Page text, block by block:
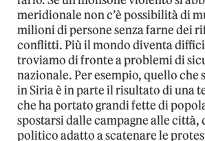
meridionale non c’è possibilità di
milioni di persone senza farne dei
conflitti. Più il mondo diventa
troviamo di fronte a problemi di
nazionale. Per esempio, quello che
in Siria è in parte il risultato di una
che ha portato grandi fette di
spostarsi dalle campagne alle
politico adatto a scatenare le